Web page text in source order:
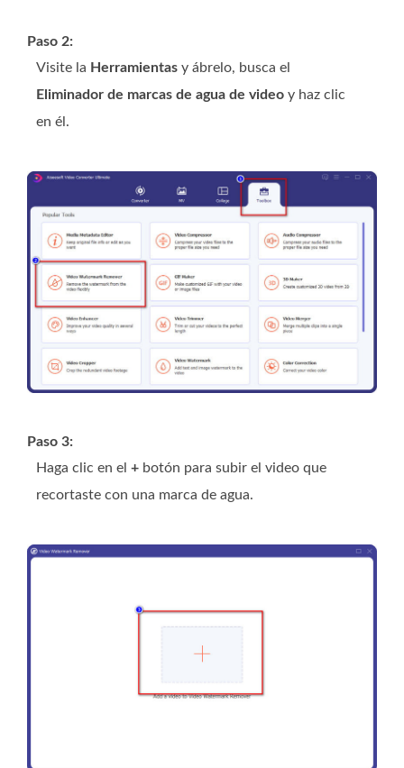
Paso 2:
Visite la Herramientas y ábrelo, busca el
Eliminador de marcas de agua de video y haz clic
en él.
Paso 3:
Haga clic en el + botón para subir el video que
recortaste con una marca de agua.